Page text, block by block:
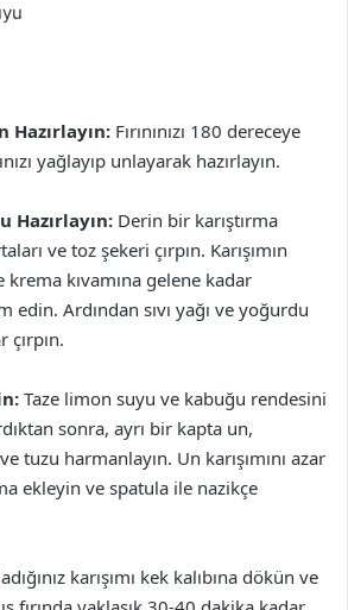
Hazırlayın: Fırınınızı 180 dereceye
yağlayıp unlayarak hazırlayın.
Hazırlayın: Derin bir karıştırma
ve toz şekeri çırpın. Karışımın
krema kıvamına gelene kadar
edin. Ardından sıvı yağı ve yoğurdu
Taze limon suyu ve kabuğu rendesini
sonra, ayrı bir kapta un,
tuzu harmanlayın. Un karışımını azar
ekleyin ve spatula ile nazikçe
karışımı kek kalıbına dökün ve